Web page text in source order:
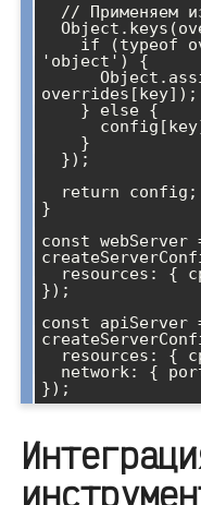
'object') {
overrides[key]);
}
const webServer
});
const apiServer